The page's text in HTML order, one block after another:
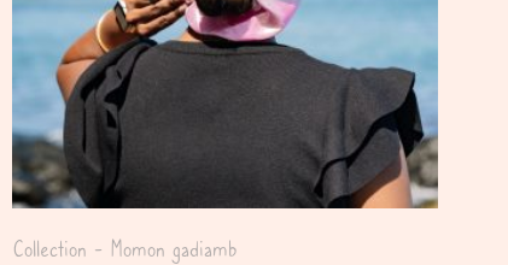
Collection - Momon gadiamb